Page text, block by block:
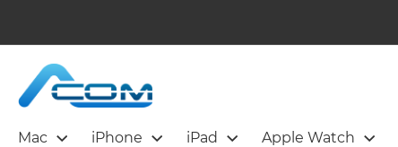
Mac iPhone iPad Apple Watch